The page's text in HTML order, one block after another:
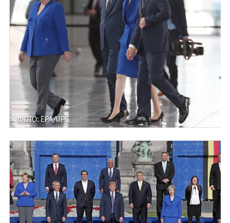
ФОТО: EPA/UPG